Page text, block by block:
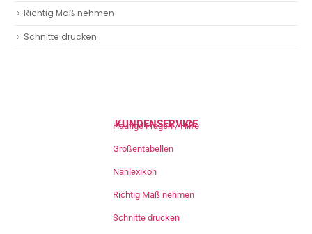
Richtig Maß nehmen
Schnitte drucken
KUNDENSERVICE
Häufige Fragen / Hilfe
Größentabellen
Nählexikon
Richtig Maß nehmen
Schnitte drucken